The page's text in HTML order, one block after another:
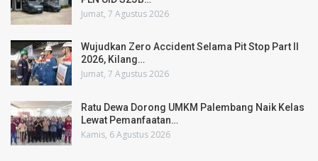
Jumat, 7 Agustus 2026
Wujudkan Zero Accident Selama Pit Stop Part II
2026, Kilang…
Jumat, 7 Agustus 2026
Ratu Dewa Dorong UMKM Palembang Naik Kelas
Lewat Pemanfaatan…
Kamis, 6 Agustus 2026